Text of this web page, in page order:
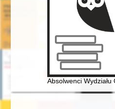
Absolwenci